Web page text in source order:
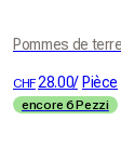
Pommes de
CHF 28.00/ Pièce
encore 6 Pezzi